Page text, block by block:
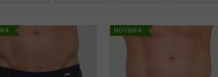
NOVINKA
Doporučujeme